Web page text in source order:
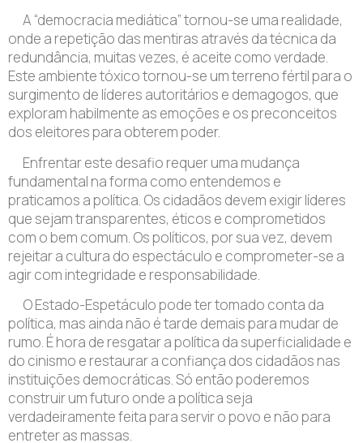
A “democracia mediática” tornou-se uma realidade,
onde a repetição das mentiras através da técnica da
redundância, muitas vezes, é aceite como verdade.
Este ambiente tóxico tornou-se um terreno fértil para o
surgimento de líderes autoritários e demagogos, que
exploram habilmente as emoções e os preconceitos
dos eleitores para obterem poder.
Enfrentar este desafio requer uma mudança
fundamental na forma como entendemos e
praticamos a política. Os cidadãos devem exigir líderes
que sejam transparentes, éticos e comprometidos
com o bem comum. Os políticos, por sua vez, devem
rejeitar a cultura do espectáculo e comprometer-se a
agir com integridade e responsabilidade.
O Estado-Espetáculo pode ter tomado conta da
política, mas ainda não é tarde demais para mudar de
rumo. É hora de resgatar a política da superficialidade e
do cinismo e restaurar a confiança dos cidadãos nas
instituições democráticas. Só então poderemos
construir um futuro onde a política seja
verdadeiramente feita para servir o povo e não para
entreter as massas.